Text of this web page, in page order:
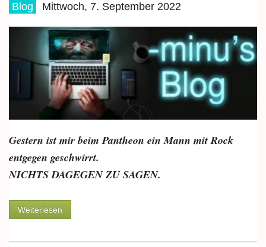
Blog Mittwoch, 7. September 2022
Gestern ist mir beim Pantheon ein Mann mit Rock
entgegen geschwirrt.
NICHTS DAGEGEN ZU SAGEN.
Weiterlesen